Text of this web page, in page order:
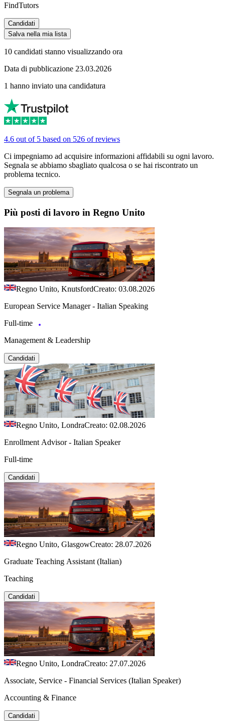
FindTutors
Candidati
Salva nella mia lista
10 candidati stanno visualizzando ora
Data di pubblicazione 23.03.2026
1 hanno inviato una candidatura
4.6 out of 5 based on 526 of reviews
Ci impegniamo ad acquisire informazioni affidabili su ogni lavoro.
Segnala se abbiamo sbagliato qualcosa o se hai riscontrato un
problema tecnico.
Segnala un problema
Più posti di lavoro in Regno Unito
Regno Unito, KnutsfordCreato: 03.08.2026
European Service Manager - Italian Speaking
Full-time
Management & Leadership
Candidati
Regno Unito, LondraCreato: 02.08.2026
Enrollment Advisor - Italian Speaker
Full-time
Candidati
Regno Unito, GlasgowCreato: 28.07.2026
Graduate Teaching Assistant (Italian)
Teaching
Candidati
Regno Unito, LondraCreato: 27.07.2026
Associate, Service - Financial Services (Italian Speaker)
Accounting & Finance
Candidati